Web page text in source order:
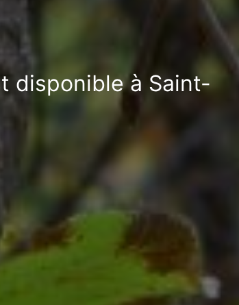
disponible à Saint-